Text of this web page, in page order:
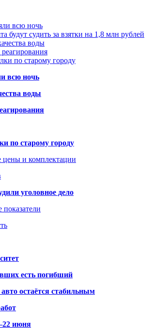
всю ночь
будут судить за взятки на 1,8 млн рублей
воды
по старому городу
всю ночь
воды
по старому городу
цены и комплектации
уголовное дело
показатели
есть погибший
остаётся стабильным
июня